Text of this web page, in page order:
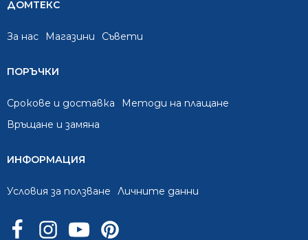
ДОМТЕКС
За нас Mагазини Съвети
ПОРЪЧКИ
Срокове и доставка
Методи на плащане
Връщане и замяна
ИНФОРМАЦИЯ
Условия за ползване Личните данни